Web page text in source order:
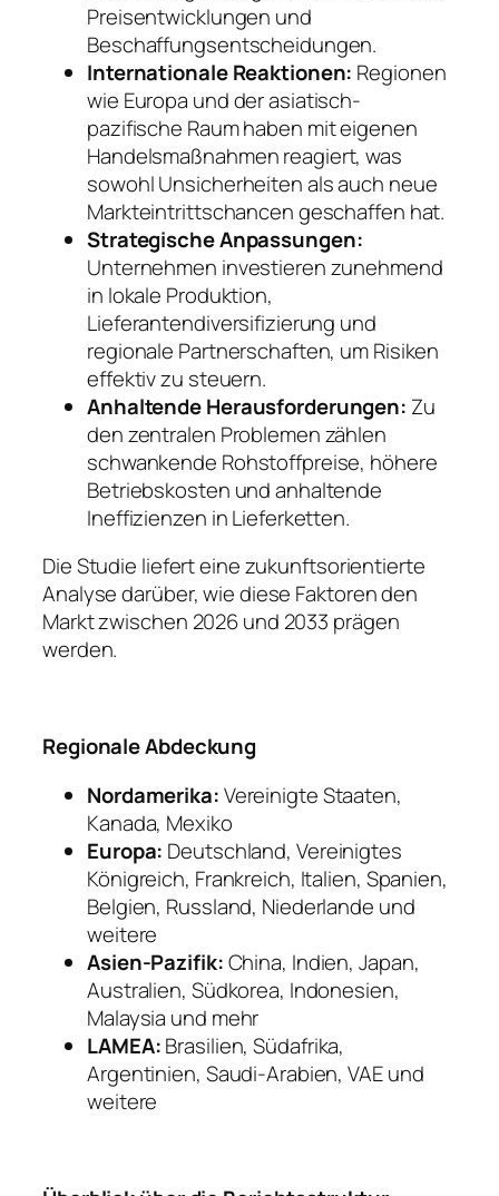
Preisentwicklungen und
Beschaffungsentscheidungen.
Internationale Reaktionen: Regionen
wie Europa und der asiatisch-
pazifische Raum haben mit eigenen
Handelsmaßnahmen reagiert, was
sowohl Unsicherheiten als auch neue
Markteintrittschancen geschaffen hat.
Strategische Anpassungen:
Unternehmen investieren zunehmend
in lokale Produktion,
Lieferantendiversifizierung und
regionale Partnerschaften, um Risiken
effektiv zu steuern.
Anhaltende Herausforderungen: Zu
den zentralen Problemen zählen
schwankende Rohstoffpreise, höhere
Betriebskosten und anhaltende
Ineffizienzen in Lieferketten.
Die Studie liefert eine zukunftsorientierte
Analyse darüber, wie diese Faktoren den
Markt zwischen 2026 und 2033 prägen
werden.
Regionale Abdeckung
Nordamerika:Vereinigte Staaten,
Kanada, Mexiko
Europa: Deutschland, Vereinigtes
Königreich, Frankreich, Italien, Spanien,
Belgien, Russland, Niederlande und
weitere
Asien-Pazifik:China, Indien, Japan,
Australien, Südkorea, Indonesien,
Malaysia und mehr
LAMEA:Brasilien, Südafrika,
Argentinien, Saudi-Arabien, VAE und
weitere